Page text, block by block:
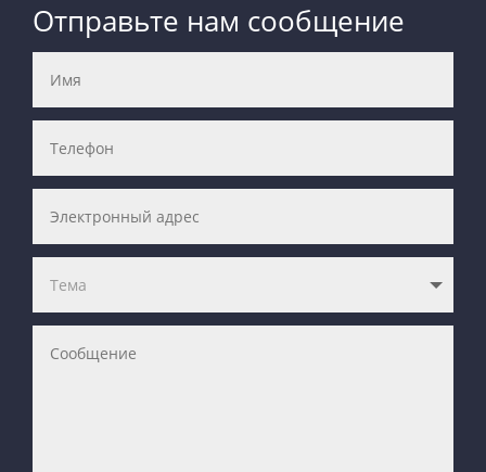
Отправьте нам сообщение